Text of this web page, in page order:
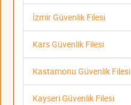
İzmir Güvenlik Filesi
Kars Güvenlik Filesi
Kastamonu Güvenlik Filesi
Kayseri Güvenlik Filesi